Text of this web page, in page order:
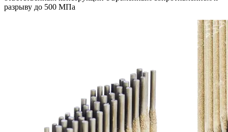
разрыву до 500 МПа